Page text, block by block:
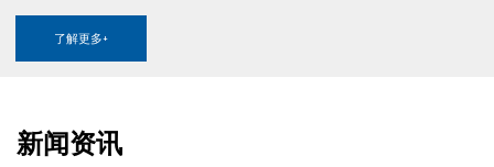
了解更多+
新闻资讯